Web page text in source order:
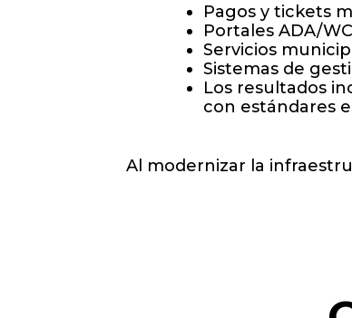
Pagos y tickets
Portales ADA/
Servicios
Sistemas de
Los resultados
con estándares
Al modernizar la